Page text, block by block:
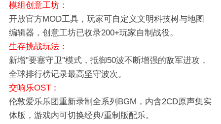
模组创意工坊‌：
开放官方MOD工具，玩家可自定义文明科技树与地图
编辑器，创意工坊已收录200+玩家自制战役。
‌生存挑战玩法‌：
新增"要塞守卫"模式，抵御50波不断增强的敌军进攻，
全球排行榜记录最高坚守波次。
‌交响乐OST‌：
伦敦爱乐乐团重新录制全系列BGM，内含2CD原声集实
体版，游戏内可切换经典/重制版配乐。